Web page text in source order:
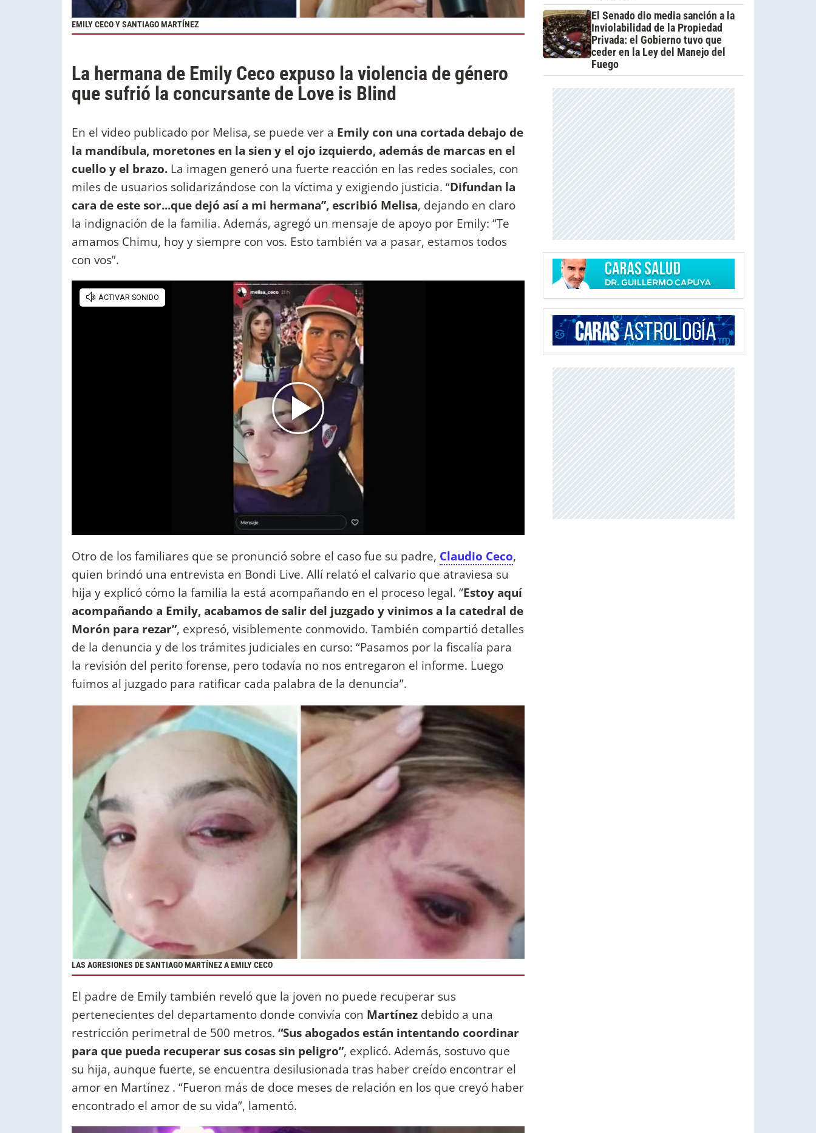
EMILY CECO Y SANTIAGO MARTÍNEZ
La hermana de Emily Ceco expuso la violencia de género
que sufrió la concursante de Love is Blind
En el video publicado por Melisa, se puede ver a Emily con una cortada debajo de
la mandíbula, moretones en la sien y el ojo izquierdo, además de marcas en el
cuello y el brazo. La imagen generó una fuerte reacción en las redes sociales, con
miles de usuarios solidarizándose con la víctima y exigiendo justicia. “Difundan la
cara de este sor...que dejó así a mi hermana”, escribió Melisa, dejando en claro
la indignación de la familia. Además, agregó un mensaje de apoyo por Emily: “Te
amamos Chimu, hoy y siempre con vos. Esto también va a pasar, estamos todos
con vos”.
Otro de los familiares que se pronunció sobre el caso fue su padre, Claudio Ceco,
quien brindó una entrevista en Bondi Live. Allí relató el calvario que atraviesa su
hija y explicó cómo la familia la está acompañando en el proceso legal. “Estoy aquí
acompañando a Emily, acabamos de salir del juzgado y vinimos a la catedral de
Morón para rezar”, expresó, visiblemente conmovido. También compartió detalles
de la denuncia y de los trámites judiciales en curso: “Pasamos por la fiscalía para
la revisión del perito forense, pero todavía no nos entregaron el informe. Luego
fuimos al juzgado para ratificar cada palabra de la denuncia”.
LAS AGRESIONES DE SANTIAGO MARTÍNEZ A EMILY CECO
El padre de Emily también reveló que la joven no puede recuperar sus
pertenecientes del departamento donde convivía con Martínez debido a una
restricción perimetral de 500 metros. “Sus abogados están intentando coordinar
para que pueda recuperar sus cosas sin peligro”, explicó. Además, sostuvo que
su hija, aunque fuerte, se encuentra desilusionada tras haber creído encontrar el
amor en Martínez . “Fueron más de doce meses de relación en los que creyó haber
encontrado el amor de su vida”, lamentó.
El Senado dio media sanción a la
Inviolabilidad de la Propiedad
Privada: el Gobierno tuvo que
ceder en la Ley del Manejo del
Fuego